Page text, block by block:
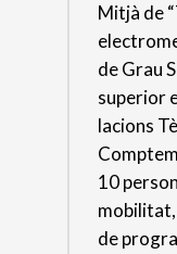
Mitjà de
de Grau
superior
lacions
10
mobilitat,
de